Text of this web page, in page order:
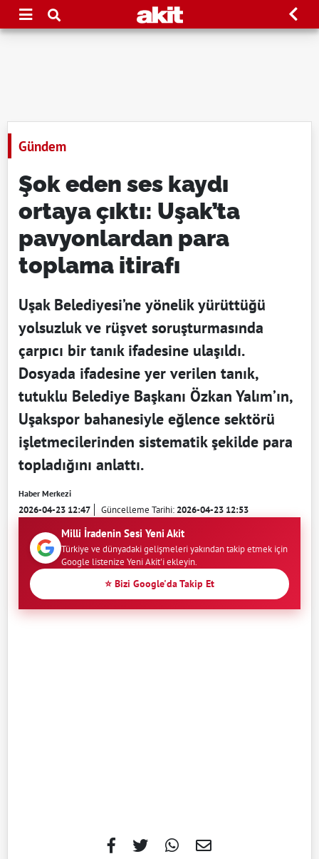
Gündem
Şok eden ses kaydı
ortaya çıktı: Uşak’ta
pavyonlardan para
toplama itirafı
Uşak Belediyesi’ne yönelik yürüttüğü
yolsuzluk ve rüşvet soruşturmasında
çarpıcı bir tanık ifadesine ulaşıldı.
Dosyada ifadesine yer verilen tanık,
tutuklu Belediye Başkanı Özkan Yalım’ın,
Uşakspor bahanesiyle eğlence sektörü
işletmecilerinden sistematik şekilde para
topladığını anlattı.
Haber Merkezi
2026-04-23 12:47 Güncelleme Tarihi:2026-04-23 12:53
Milli İradenin Sesi Yeni Akit
Türkiye ve dünyadaki gelişmeleri yakından takip etmek için
Google listenize Yeni Akit'i ekleyin.
⭐ Bizi Google'da Takip Et